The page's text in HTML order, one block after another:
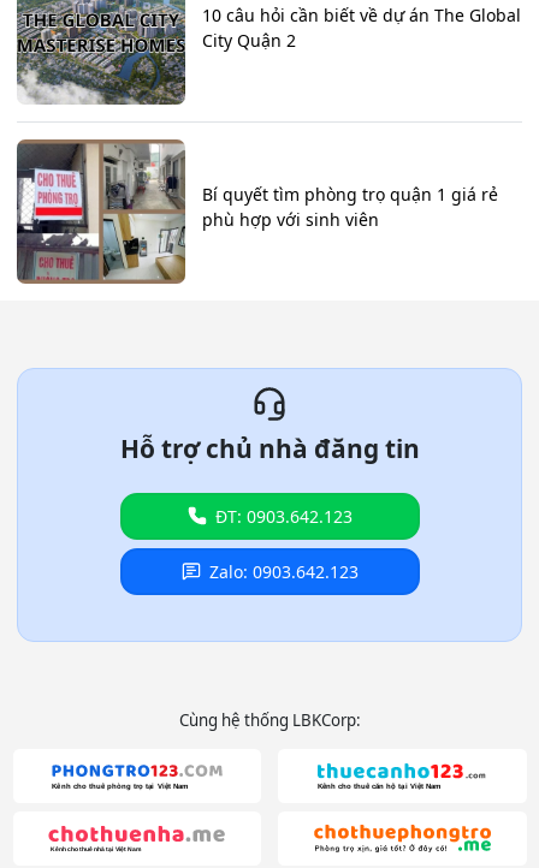
10 câu hỏi cần biết về dự án The Global
City Quận 2
Bí quyết tìm phòng trọ quận 1 giá rẻ
phù hợp với sinh viên
Hỗ trợ chủ nhà đăng tin
ĐT: 0903.642.123
Zalo: 0903.642.123
Cùng hệ thống LBKCorp: